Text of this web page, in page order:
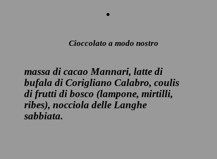
Cioccolato a modo nostro
massa di cacao Mannari, latte di
bufala di Corigliano Calabro, coulis
di frutti di bosco (lampone, mirtilli,
ribes), nocciola delle Langhe
sabbiata.